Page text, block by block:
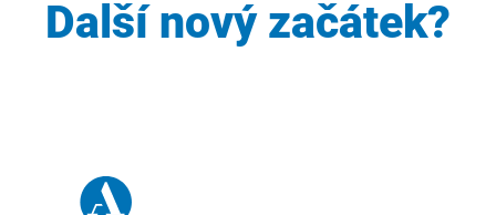
Další nový začátek?